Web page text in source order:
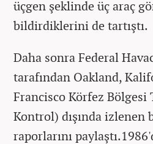
üçgen şeklinde üç araç
bildirdiklerini de tartıştı.
Daha sonra Federal
tarafından Oakland,
Francisco Körfez Bölgesi
Kontrol) dışında izlenen
raporlarını